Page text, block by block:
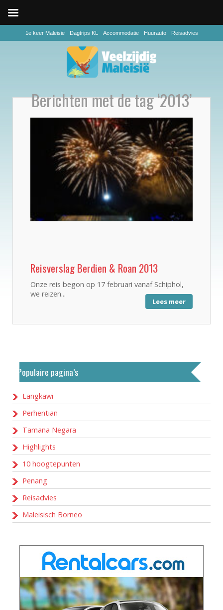
1e keer Maleisie Dagtrips KL Accommodatie Huurauto Reisadvies
Berichten met de tag ‘2013’
Reisverslag Berdien & Roan 2013
Onze reis begon op 17 februari vanaf Schiphol,
we reizen...
Lees meer
Populaire pagina’s
Langkawi
Perhentian
Tamana Negara
Highlights
10 hoogtepunten
Penang
Reisadvies
Maleisisch Borneo